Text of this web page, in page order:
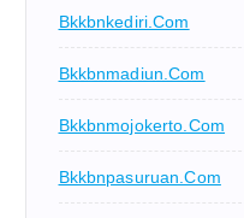
Bkkbnkediri.com
Bkkbnmadiun.com
Bkkbnmojokerto.com
Bkkbnpasuruan.com